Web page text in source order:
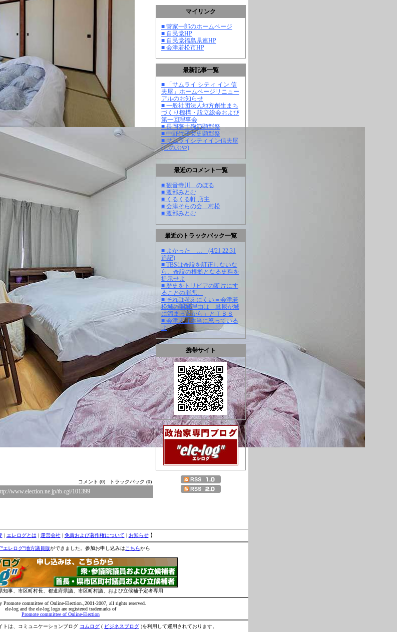
マイリンク
■ 菅家一郎のホームページ
■ 自民党HP
■ 自民党福島県連HP
■ 会津若松市HP
最新記事一覧
■ 「サムライ シティ イン 信
夫屋」ホームページリニュー
アルのお知らせ
■ 一般社団法人地方創生まち
づくり機構・設立総会および
第一回理事会
■ 長岡藩士殉節顕彰祭
■ 中野竹子女史顕彰祭
■ サムライシティイン信夫屋
(しのぶや)
最近のコメント一覧
■ 観音寺川 のぼる
■ 渡部みとむ
■ くるくる軒 店主
■ 会津そらの会 村松
■ 渡部みとむ
最近のトラックバック一覧
■ よかった … (4/21 22:31
追記)
■ TBSは奇説を訂正しないな
ら、奇説の根拠となる史料を
提示せよ
■ 歴史をトリビアの断片にす
ることの罪悪。
■ それは考えにくい＝会津若
松城の開城理由は「糞尿が城
に溜まったから」とＴＢＳ
■ 会津人は本当に怒っている
よ
携帯サイト
コメント (0) トラックバック (0)
www.election.ne.jp/tb.cgi/101399
エレログとは 運営会社| 免責および著作権について お知らせ】
エレログ”地方議員版ができました。参加お申し込みはこちらから
知事、市区町村長、都道府県議、市区町村議、および立候補予定者専用
Promote committee of Online-Election.,2001-2007, all rights reserved.
ele-log and the ele-log logo are registered trademarks of
Promote committee of Online-Election
トは、コミュニケーションブログ コムログ ( ビジネスブログ )を利用して運用されております。